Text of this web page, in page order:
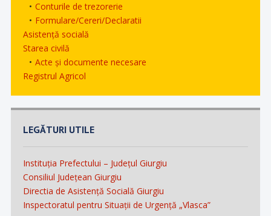
Conturile de trezorerie
Formulare/Cereri/Declaratii
Asistență socială
Starea civilă
Acte și documente necesare
Registrul Agricol
LEGĂTURI UTILE
Instituția Prefectului – Județul Giurgiu
Consiliul Județean Giurgiu
Directia de Asistență Socială Giurgiu
Inspectoratul pentru Situații de Urgență „Vlasca”